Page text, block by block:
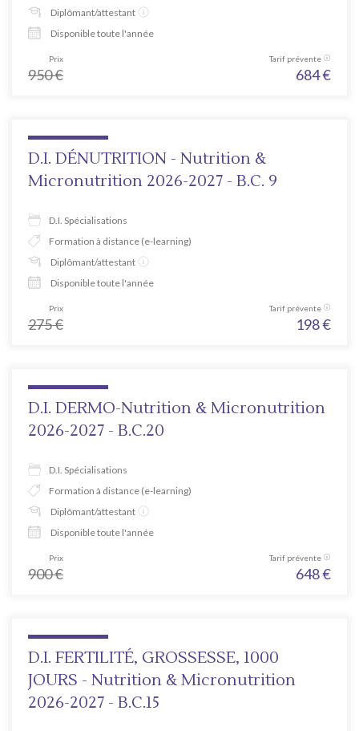
Diplômant/attestant
Disponible toute l'année
Prix
950€
Tarif prévente
684€
D.I. DÉNUTRITION - Nutrition &
Micronutrition 2026-2027 - B.C. 9
D.I. Spécialisations
Formation à distance (e-learning)
Diplômant/attestant
Disponible toute l'année
Prix
275€
Tarif prévente
198€
D.I. DERMO-Nutrition & Micronutrition
2026-2027 - B.C.20
D.I. Spécialisations
Formation à distance (e-learning)
Diplômant/attestant
Disponible toute l'année
Prix
900€
Tarif prévente
648€
D.I. FERTILITÉ, GROSSESSE, 1000
JOURS - Nutrition & Micronutrition
2026-2027 - B.C.15